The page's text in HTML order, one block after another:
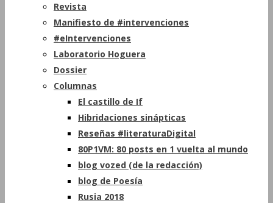
Revista
Manifiesto de #intervenciones
#eIntervenciones
Laboratorio Hoguera
Dossier
Columnas
El castillo de If
Hibridaciones sinápticas
Reseñas #literaturaDigital
80P1VM: 80 posts en 1 vuelta al mundo
blog vozed (de la redacción)
blog de Poesía
Rusia 2018